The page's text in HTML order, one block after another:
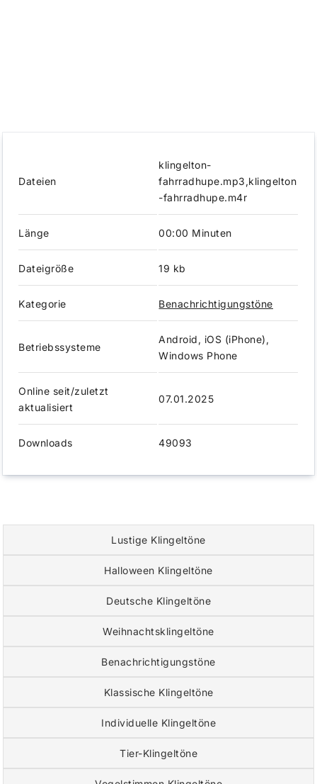
Dateien
klingelton-
fahrradhupe.mp3,klingelton
-fahrradhupe.m4r
Länge 00:00 Minuten
Dateigröße 19 kb
Kategorie Benachrichtigungstöne
Betriebssysteme
Android, iOS (iPhone),
Windows Phone
Online seit/zuletzt
aktualisiert
07.01.2025
Downloads 49093
Lustige Klingeltöne
Halloween Klingeltöne
Deutsche Klingeltöne
Weihnachtsklingeltöne
Benachrichtigungstöne
Klassische Klingeltöne
Individuelle Klingeltöne
Tier-Klingeltöne